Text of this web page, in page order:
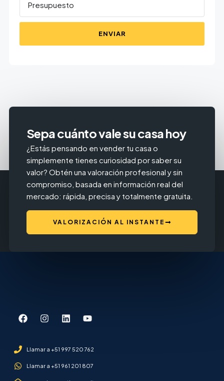
ENVIAR
Sepa cuánto vale su casa hoy
¿Estás pensando en vender tu casa o
simplemente tienes curiosidad por saber su
valor? Obtén una valoración profesional y sin
compromiso, basada en información real del
mercado: rápida, precisa y totalmente gratuita.
VALORIZACIÓN AL INSTANTE
Llamar a +51 997 520 762
Llamar a +51 961 201 807